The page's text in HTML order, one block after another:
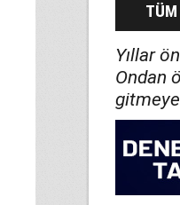
Yıllar
Ondan